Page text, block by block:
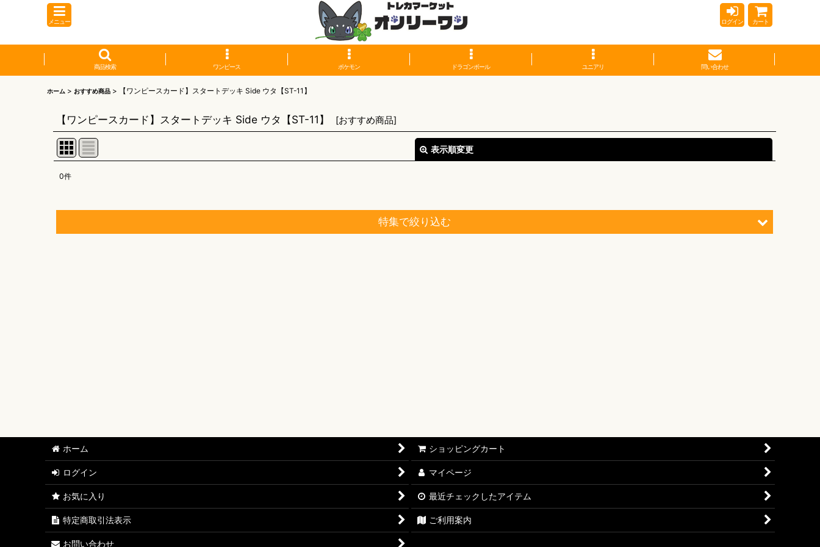
メニュー ログイン カート
商品検索 ワンピース ポケモン ドラゴンボール ユニアリ 問い合わせ
ホーム > おすすめ商品 > 【ワンピースカード】スタートデッキ Side ウタ【ST-11】
【ワンピースカード】スタートデッキ Side ウタ【ST-11】 [おすすめ商品]
表示順変更
0件
特集で絞り込む
【ワンピースカード】エクストラブースター ONE PIECE Heroines Edition【EB-03】
【ワンピースカード】ブースターパック 受け継がれる意志【OP-13】
【ワンピースカード】プレミアムブースター ONE PIECE CARD THE BEST vol.2【PRB-02】
【ワンピースカード】ブースターパック 師弟の絆【OP-12】
【ワンピースカード】ブースターパック 神速の拳【OP-11】
ホーム ショッピングカート
ログイン マイページ
お気に入り 最近チェックしたアイテム
特定商取引法表示 ご利用案内
お問い合わせ